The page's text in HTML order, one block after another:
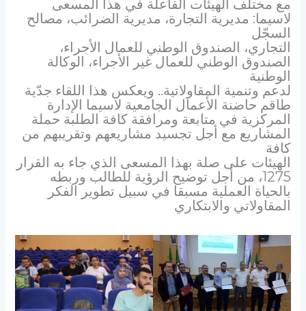
مع مختلف الهيئات الفاعلة في هذا المسعى
لاسيما: مديرية التجارة، مديرية الضرائب، مصالح
السجّل
التجاري، الصندوق الوطني للعمال الأجراء،
الصندوق الوطني للعمال غير الأجراء، الوكالة
الوطنية
لدعم وتنمية المقاولاتية.. ويعكس هذا اللقاء جدّية
طاقم حاضنة الأعمال الجامعية لاسيما الإدارة
المركزية في متابعة ومرافقة كافة الطلبة حملة
المشاريع مع أجل تجسيد مشاريعهم وتقريبهم من
كافة
الهيئات على صلة بهذا المسعى الذي جاء به القرار
1275، من أجل توضيح الرؤية للطالب وربطه
بالحياة العملية مسبقا في سبيل تطوير الفكر
المقاولاتي والابتكاري